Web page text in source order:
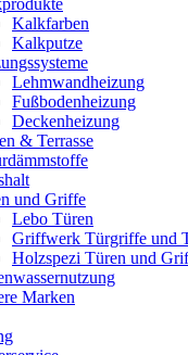
Kalkfarben
Kalkputze
Lehmwandheizung
Fußbodenheizung
Deckenheizung
& Terrasse
und Griffe
Lebo Türen
Griffwerk Türgriffe und
Holzspezi Türen und
Marken